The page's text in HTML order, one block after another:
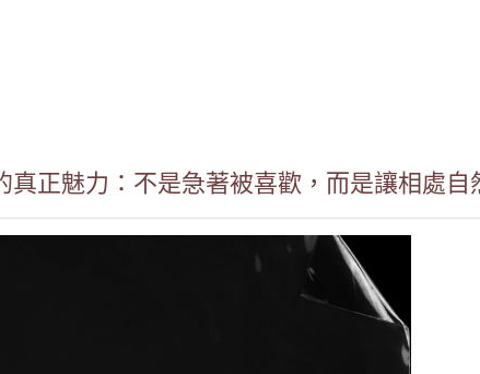
真正魅力：不是急著被喜歡，而是讓相處自